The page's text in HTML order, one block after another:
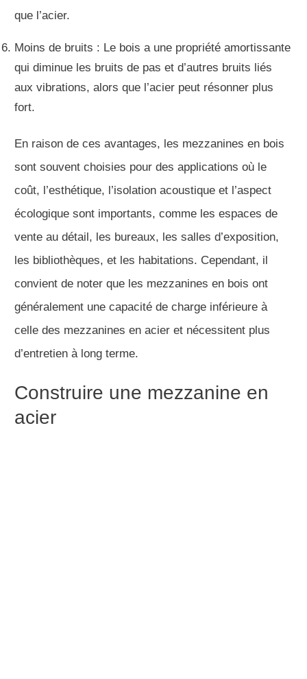
que l’acier.
Moins de bruits : Le bois a une propriété amortissante
qui diminue les bruits de pas et d’autres bruits liés
aux vibrations, alors que l’acier peut résonner plus
fort.
En raison de ces avantages, les mezzanines en bois
sont souvent choisies pour des applications où le
coût, l’esthétique, l’isolation acoustique et l’aspect
écologique sont importants, comme les espaces de
vente au détail, les bureaux, les salles d’exposition,
les bibliothèques, et les habitations. Cependant, il
convient de noter que les mezzanines en bois ont
généralement une capacité de charge inférieure à
celle des mezzanines en acier et nécessitent plus
d’entretien à long terme.
Construire une mezzanine en
acier